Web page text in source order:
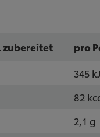
zubereitet pro
345 kJ
82
2,1 g